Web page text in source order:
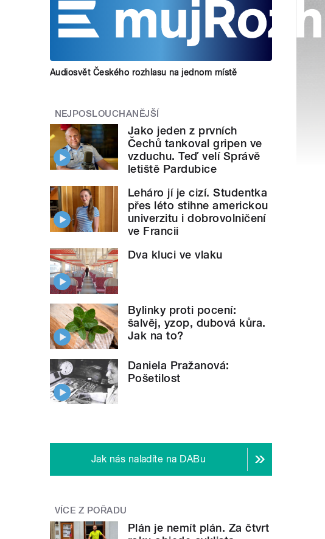
Audiosvět Českého rozhlasu na jednom místě
NEJPOSLOUCHANĚJŠÍ
Jako jeden z prvních
Čechů tankoval gripen ve
vzduchu. Teď velí Správě
letiště Pardubice
Leháro jí je cizí. Studentka
přes léto stihne americkou
univerzitu i dobrovolničení
ve Francii
Dva kluci ve vlaku
Bylinky proti pocení:
šalvěj, yzop, dubová kůra.
Jak na to?
Daniela Pražanová:
Pošetilost
Jak nás naladíte na DABu
VÍCE Z POŘADU
Plán je nemít plán. Za čtvrt